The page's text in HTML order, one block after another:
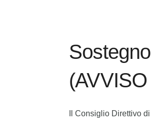
Il Consiglio Direttivo